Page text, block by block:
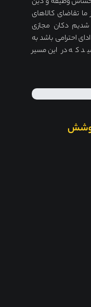
تقاضای کالاهای
شدیم دکان مجازی
با نام کالا 360 تا ادای احترامی باشد به
که در این مسیر